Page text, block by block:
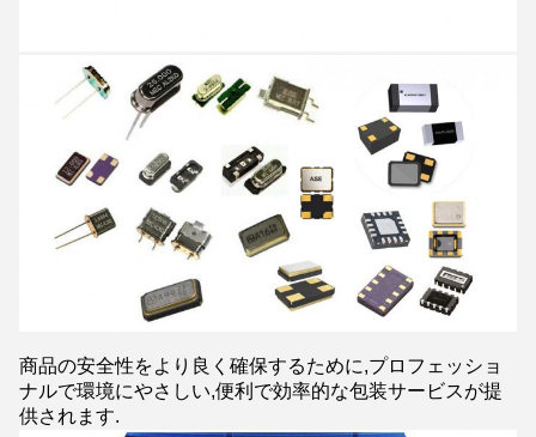
商品の安全性をより良く確保するために,プロフェッショ
ナルで環境にやさしい,便利で効率的な包装サービスが提
供されます.